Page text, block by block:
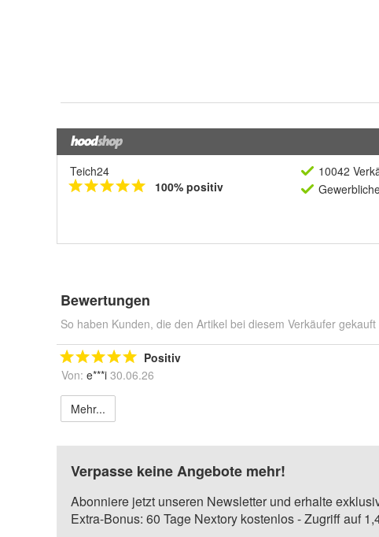
Teich24
100% positiv
10042
Gewerblich
Bewertungen
So haben Kunden, die den Artikel bei diesem Verkäufer
Positiv
Von: e***i 30.06.26
Mehr...
Verpasse keine Angebote mehr!
Abonniere jetzt unseren Newsletter und erhalte
Extra-Bonus: 60 Tage Nextory kostenlos - Zugriff auf